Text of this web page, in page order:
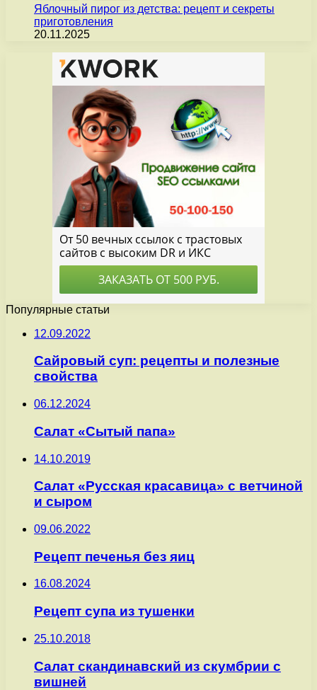
Яблочный пирог из детства: рецепт и секреты
приготовления
20.11.2025
Популярные статьи
12.09.2022
Сайровый суп: рецепты и полезные
свойства
06.12.2024
Салат «Сытый папа»
14.10.2019
Салат «Русская красавица» с ветчиной
и сыром
09.06.2022
Рецепт печенья без яиц
16.08.2024
Рецепт супа из тушенки
25.10.2018
Салат скандинавский из скумбрии с
вишней